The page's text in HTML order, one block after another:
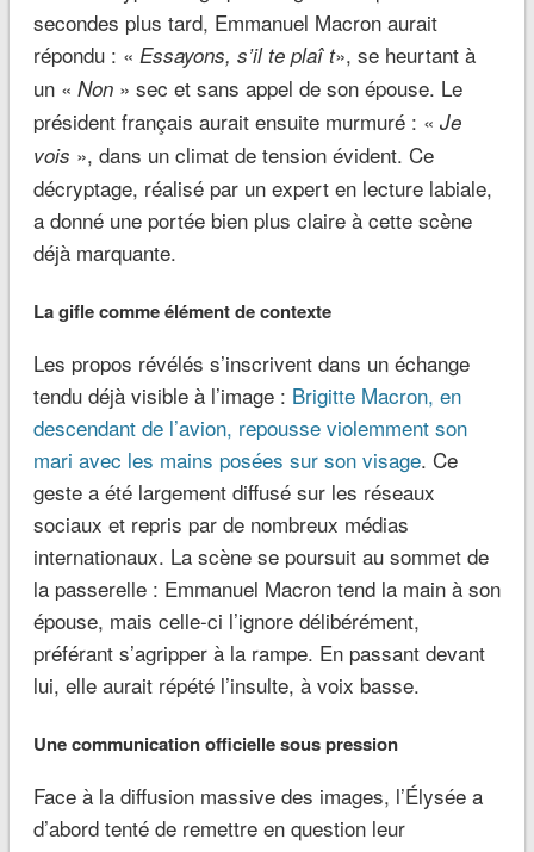
secondes plus tard, Emmanuel Macron aurait
répondu : « Essayons, s’il te plaî t», se heurtant à
un « Non» sec et sans appel de son épouse. Le
président français aurait ensuite murmuré : « Je
vois », dans un climat de tension évident. Ce
décryptage, réalisé par un expert en lecture labiale,
a donné une portée bien plus claire à cette scène
déjà marquante.
La gifle comme élément de contexte
Les propos révélés s’inscrivent dans un échange
tendu déjà visible à l’image : Brigitte Macron, en
descendant de l’avion, repousse violemment son
mari avec les mains posées sur son visage. Ce
geste a été largement diffusé sur les réseaux
sociaux et repris par de nombreux médias
internationaux. La scène se poursuit au sommet de
la passerelle : Emmanuel Macron tend la main à son
épouse, mais celle-ci l’ignore délibérément,
préférant s’agripper à la rampe. En passant devant
lui, elle aurait répété l’insulte, à voix basse.
Une communication officielle sous pression
Face à la diffusion massive des images, l’Élysée a
d’abord tenté de remettre en question leur